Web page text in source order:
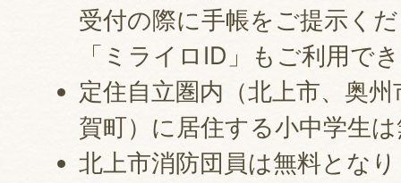
受付の際に手帳をご提示く
「ミライロID」もご利用で
定住自立圏内（北上市、奥
賀町）に居住する小中学生
北上市消防団員は無料とな